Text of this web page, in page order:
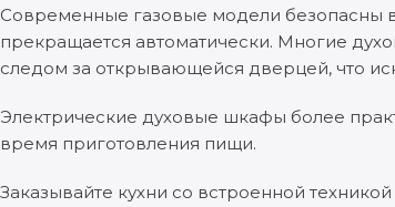
Современные газовые модели безопасны в
прекращается автоматически. Многие
следом за открывающейся дверцей, что
Электрические духовые шкафы более
время приготовления пищи.
Заказывайте кухни со встроенной